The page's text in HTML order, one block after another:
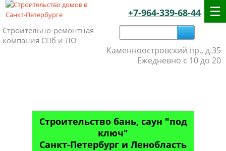
+7-964-339-68-44
Строительно-ремонтная
компания СПб и ЛО
Каменноостровский пр., д.35
Ежедневно с 10 до 20
Строительство бань, саун "под
ключ"
Санкт-Петербург и Ленобласть